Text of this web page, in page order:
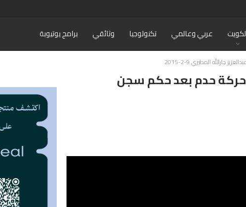
عربي وعالمي تكنولوجيا وثائقي برامج يوتيوبة
المطيري 9-2-2015
حركة حدم بعد حكم سجن